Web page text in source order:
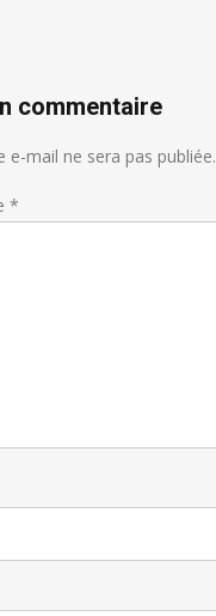
commentaire
e-mail ne sera pas publiée.
*